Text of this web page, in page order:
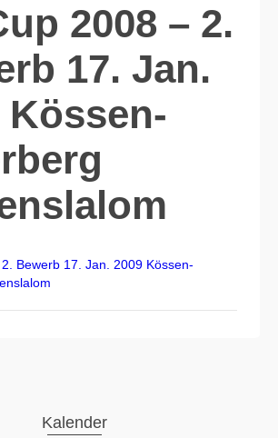
2008 – 2.
17. Jan.
Kössen-
Bewerb 17. Jan. 2009 Kössen-
Kalender